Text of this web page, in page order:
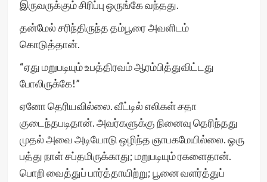
இருவருக்கும் சிரிப்பு ஒருங்கே வந்தது.
தன்மேல் சரிந்திருந்த தம்பூரை அவளிடம்
கொடுத்தான்.
“ஏது மறுபடியும் உபத்திரவம் ஆரம்பித்துவிட்டது
போலிருக்கே!”
ஏனோ தெரியவில்லை. வீட்டில் எலிகள் சதா
குடைந்தபடிதான். அவர்களுக்கு நினைவு தெரிந்தது
முதல் அவை அடியோடு ஒழிந்த ஞாபகமேயில்லை. ஓரு
பத்து நாள் சப்தமிருக்காது; மறுபடியும் ரகளைதான்.
பொறி வைத்துப் பார்த்தாயிற்று; பூனை வளர்த்துப்